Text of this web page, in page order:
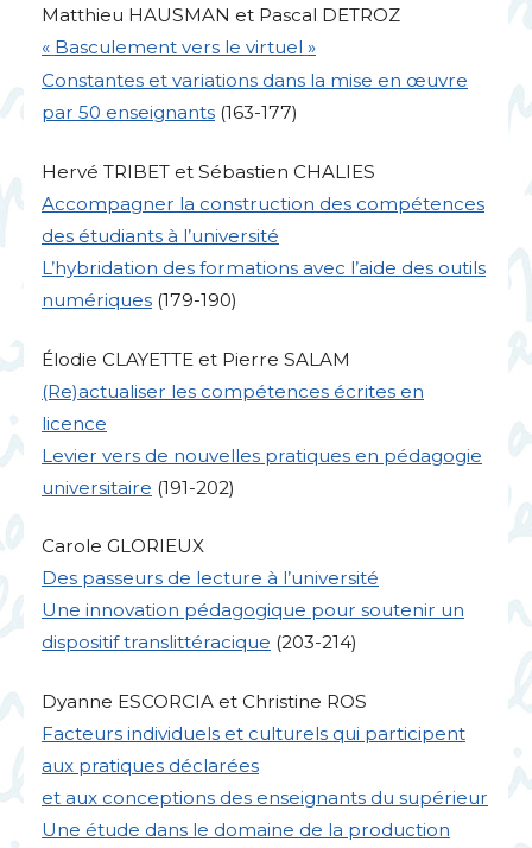
Matthieu HAUSMAN et Pascal DETROZ
« Basculement vers le virtuel »
Constantes et variations dans la mise en œuvre
par 50 enseignants (163-177)
Hervé TRIBET et Sébastien CHALIES
Accompagner la construction des compétences
des étudiants à l’université
L’hybridation des formations avec l’aide des outils
numériques (179-190)
Élodie CLAYETTE et Pierre SALAM
(Re)actualiser les compétences écrites en
licence
Levier vers de nouvelles pratiques en pédagogie
universitaire (191-202)
Carole GLORIEUX
Des passeurs de lecture à l’université
Une innovation pédagogique pour soutenir un
dispositif translittéracique (203-214)
Dyanne ESCORCIA et Christine ROS
Facteurs individuels et culturels qui participent
aux pratiques déclarées
et aux conceptions des enseignants du supérieur
Une étude dans le domaine de la production